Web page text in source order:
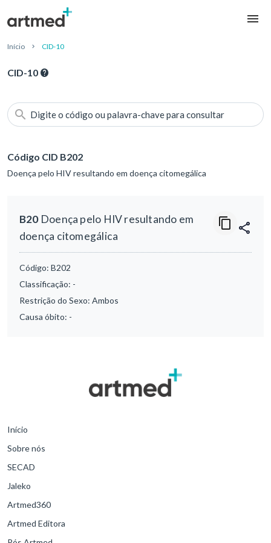
Início CID-10
CID-10
Digite o código ou palavra-chave para consultar
Código CID B202
Doença pelo HIV resultando em doença citomegálica
B20Doença pelo HIV resultando em
doença citomegálica
Código: B202
Classificação: -
Restrição do Sexo: Ambos
Causa óbito: -
Início
Sobre nós
SECAD
Jaleko
Artmed360
Artmed Editora